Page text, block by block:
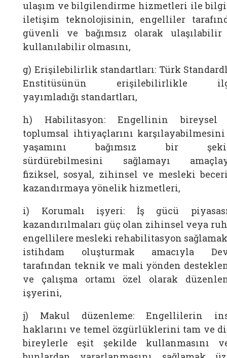
ulaşım ve bilgilendirme hizmetleri ile
iletişim teknolojisinin, engelliler
güvenli ve bağımsız olarak
kullanılabilir olmasını,
g) Erişilebilirlik standartları: Türk
Enstitüsünün erişilebilirlikle
yayımladığı standartları,
h) Habilitasyon: Engellinin bireysel
toplumsal ihtiyaçlarını
yaşamını bağımsız bir
sürdürebilmesini sağlamayı
fiziksel, sosyal, zihinsel ve mesleki
kazandırmaya yönelik hizmetleri,
i) Korumalı işyeri: İş gücü
kazandırılmaları güç olan zihinsel veya
engellilere mesleki rehabilitasyon
istihdam oluşturmak amacıyla
tarafından teknik ve mali yönden
ve çalışma ortamı özel olarak
işyerini,
j) Makul düzenleme: Engellilerin
haklarını ve temel özgürlüklerini tam ve
bireylerle eşit şekilde kullanmasını